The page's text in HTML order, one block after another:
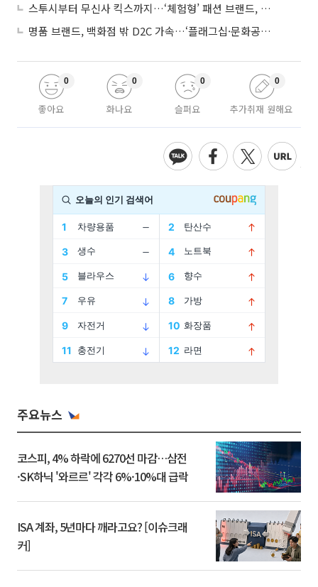
스투시부터 무신사 킥스까지…‘체험형’ 패션 브랜드, 잇단 제주행
명품 브랜드, 백화점 밖 D2C 가속…‘플래그십·문화공간’ 전략 눈길
좋아요
0
화나요
0
슬퍼요
0
추가취재 원해요
0
주요뉴스
코스피, 4% 하락에 6270선 마감…삼전
·SK하닉 '와르르' 각각 6%·10%대 급락
ISA 계좌, 5년마다 깨라고요? [이슈크래
커]